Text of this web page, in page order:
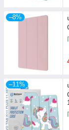
–8%
–11%